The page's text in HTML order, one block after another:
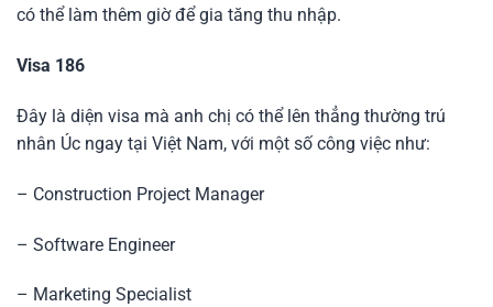
có thể làm thêm giờ để gia tăng thu nhập.
Visa 186
Đây là diện visa mà anh chị có thể lên thẳng thường trú
nhân Úc ngay tại Việt Nam, với một số công việc như:
– Construction Project Manager
– Software Engineer
– Marketing Specialist